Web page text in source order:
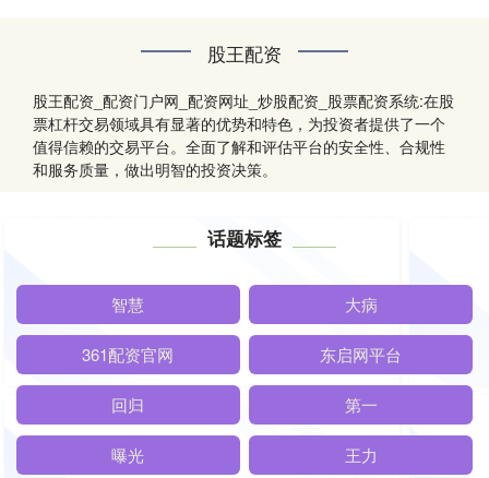
股王配资
股王配资_配资门户网_配资网址_炒股配资_股票配资系统:在股
票杠杆交易领域具有显著的优势和特色，为投资者提供了一个
值得信赖的交易平台。全面了解和评估平台的安全性、合规性
和服务质量，做出明智的投资决策。
话题标签
智慧 大病
361配资官网 东启网平台
回归 第一
曝光 王力